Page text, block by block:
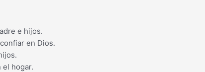
e hijos.
en Dios.
el hogar.